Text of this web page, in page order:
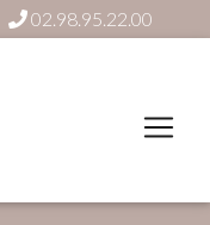
02.98.95.22.00